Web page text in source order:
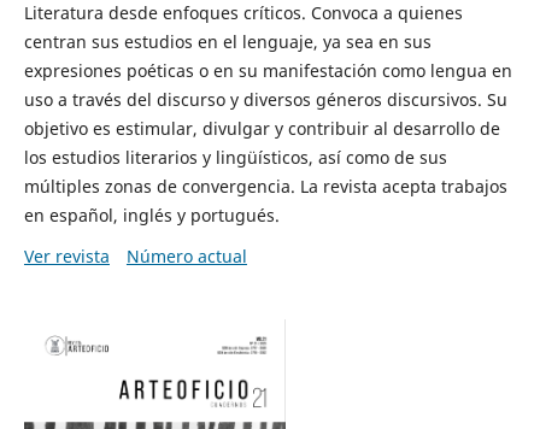
Literatura desde enfoques críticos. Convoca a quienes
centran sus estudios en el lenguaje, ya sea en sus
expresiones poéticas o en su manifestación como lengua en
uso a través del discurso y diversos géneros discursivos. Su
objetivo es estimular, divulgar y contribuir al desarrollo de
los estudios literarios y lingüísticos, así como de sus
múltiples zonas de convergencia. La revista acepta trabajos
en español, inglés y portugués.
Ver revista
Número actual